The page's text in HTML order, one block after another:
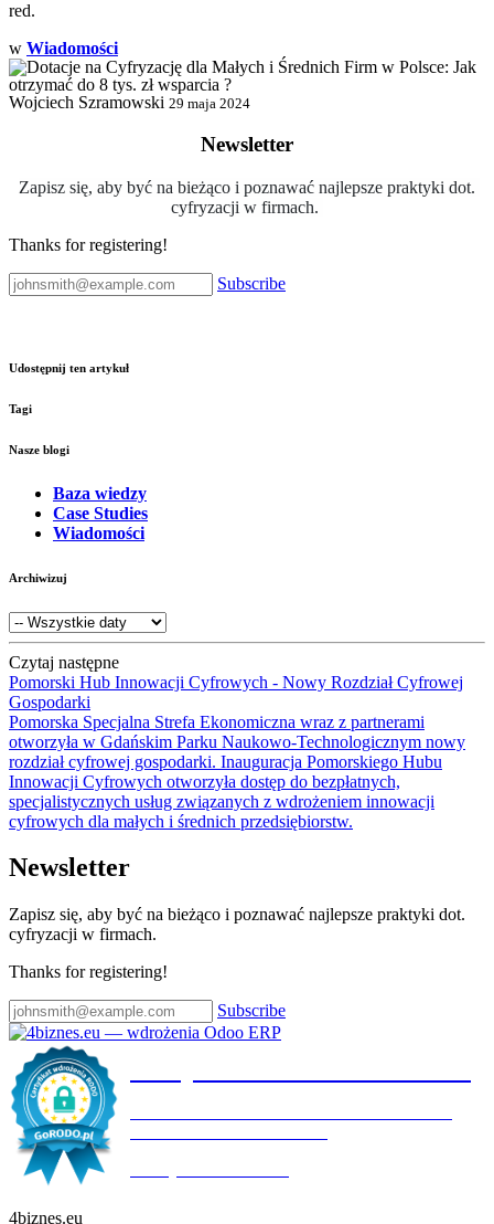
red.
w Wiadomości
Wojciech Szramowski 29 maja 2024
Newsletter
Zapisz się, aby być na bieżąco i poznawać najlepsze praktyki dot.
cyfryzacji w firmach.
Thanks for registering!
Subscribe
Udostępnij ten artykuł
Tagi
Nasze blogi
Baza wiedzy
Case Studies
Wiadomości
Archiwizuj
Czytaj następne
Pomorski Hub Innowacji Cyfrowych - Nowy Rozdział Cyfrowej
Gospodarki
Pomorska Specjalna Strefa Ekonomiczna wraz z partnerami
otworzyła w Gdańskim Parku Naukowo-Technologicznym nowy
rozdział cyfrowej gospodarki. Inauguracja Pomorskiego Hubu
Innowacji Cyfrowych otworzyła dostęp do bezpłatnych,
specjalistycznych usług związanych z wdrożeniem innowacji
cyfrowych dla małych i średnich przedsiębiorstw.
Newsletter
Zapisz się, aby być na bieżąco i poznawać najlepsze praktyki dot.
cyfryzacji w firmach.
Thanks for registering!
Subscribe
4biznes.eu